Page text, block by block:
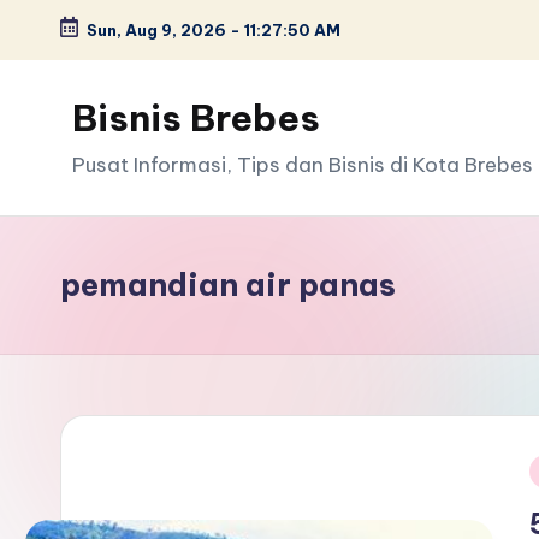
Skip
content
Sun, Aug 9, 2026 - 11:27:50 AM
Bisnis Brebes
Pusat Informasi, Tips dan Bisnis di Kota Brebes
pemandian air panas